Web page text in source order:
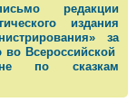
редакции
издания
за
во Всероссийской
по сказкам